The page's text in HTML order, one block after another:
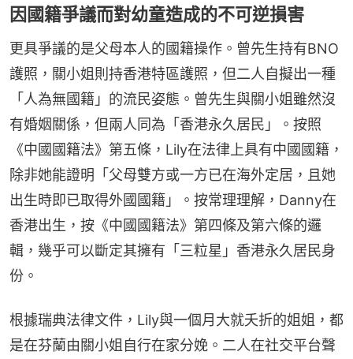
因國籍爭議而對幼童造成的不可逆損害
更具爭議的是父母本人的國籍操作。曾先生持有BNO
護照，關小姐則持香港特區護照，但二人自擬出一種
「人為無國籍」的流民姿態。曾先生與關小姐雖然沒
有婚姻關係，但兩人同為「香港永久居民」。按照
《中國國籍法》第五條，Lily在法律上具有中國國籍，
除非她能證明「父母雙方或一方已在海外定居，且她
出生時即已取得外國國籍」。按常理理解，Danny在
香港出生，按《中國國籍法》第四條及第六條的邏
輯，幾乎可以斷定其擁有「三粒星」香港永久居民身
份。
根據瑞典法律文件，Lily與一個月大就夭折的姐姐，都
是在芬蘭由關小姐自行在家分娩。二人在社交平台聲